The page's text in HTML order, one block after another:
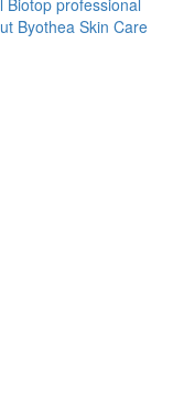
Biotop professional
Byothea Skin Care